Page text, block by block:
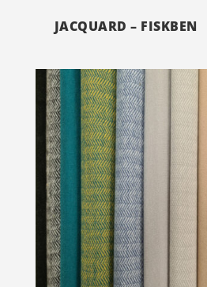
JACQUARD – FISKBEN